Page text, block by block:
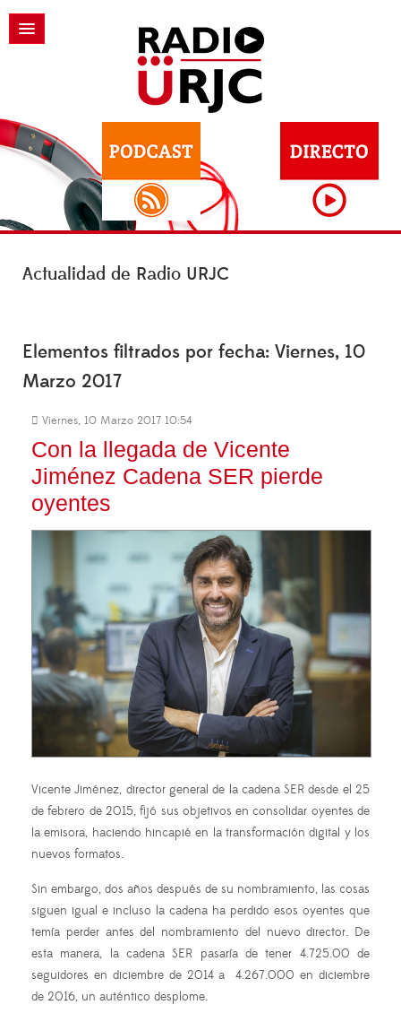
Actualidad de Radio URJC
Elementos filtrados por fecha: Viernes, 10
Marzo 2017
Viernes, 10 Marzo 2017 10:54
Con la llegada de Vicente
Jiménez Cadena SER pierde
oyentes
Vicente Jiménez, director general de la cadena SER desde el 25
de febrero de 2015, fijó sus objetivos en consolidar oyentes de
la emisora, haciendo hincapié en la transformación digital y los
nuevos formatos.
Sin embargo, dos años después de su nombramiento, las cosas
siguen igual e incluso la cadena ha perdido esos oyentes que
temía perder antes del nombramiento del nuevo director. De
esta manera, la cadena SER pasaría de tener 4.725.00 de
seguidores en diciembre de 2014 a
4.267.000 en diciembre
de 2016, un auténtico desplome.